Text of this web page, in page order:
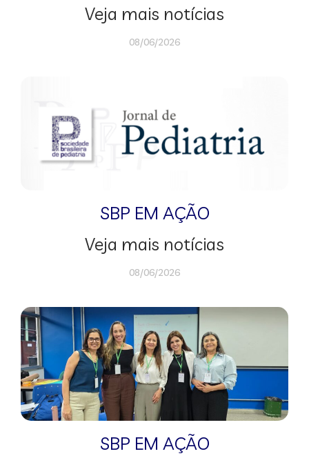
Veja mais notícias
08/06/2026
SBP EM AÇÃO
Veja mais notícias
08/06/2026
SBP EM AÇÃO